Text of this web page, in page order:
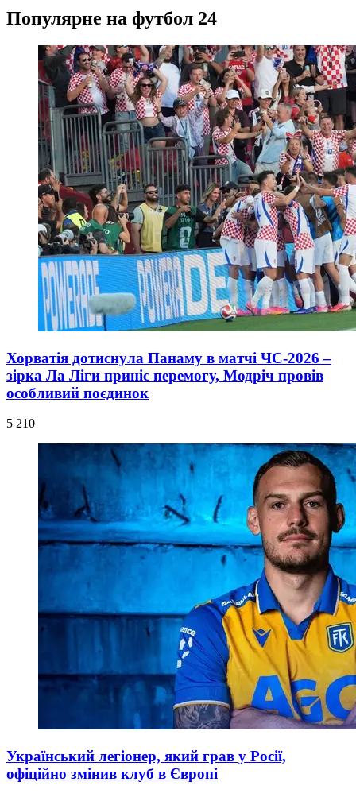
Популярне на футбол 24
Хорватія дотиснула Панаму в матчі ЧС-2026 –
зірка Ла Ліги приніс перемогу, Модріч провів
особливий поєдинок
5 210
Український легіонер, який грав у Росії,
офіційно змінив клуб в Європі